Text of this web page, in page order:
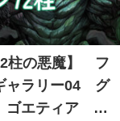
柱の悪魔】 フ
ャラリー04 グ
ゴエティア